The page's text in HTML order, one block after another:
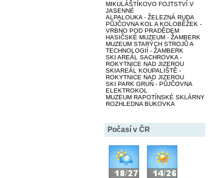
MIKULÁŠTÍKOVO FOJTSTVÍ V
JASENNÉ
ALPALOUKA - ŽELEZNÁ RUDA
PŮJČOVNA KOL A KOLOBĚŽEK -
VRBNO POD PRADĚDEM
HASIČSKÉ MUZEUM - ŽAMBERK
MUZEUM STARÝCH STROJŮ A
TECHNOLOGIÍ - ŽAMBERK
SKI AREÁL SACHROVKA -
ROKYTNICE NAD JIZEROU
SKIAREÁL KOUPALIŠTĚ -
ROKYTNICE NAD JIZEROU
SKI PARK GRUŇ - PŮJČOVNA
ELEKTROKOL
MUZEUM RAPOTÍNSKÉ SKLÁRNY
ROZHLEDNA BUKOVKA
Počasí v ČR